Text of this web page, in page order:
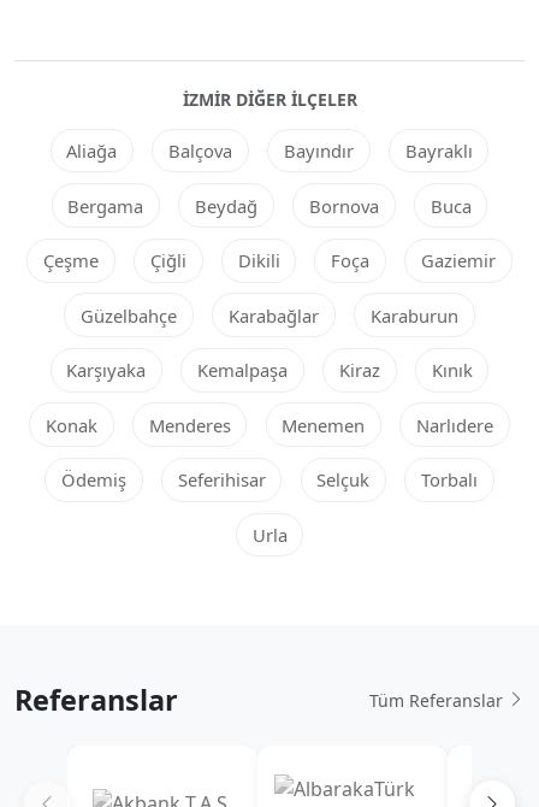
İZMIR DIĞER ILÇELER
Aliağa Balçova Bayındır Bayraklı
Bergama Beydağ Bornova Buca
Çeşme Çiğli Dikili Foça Gaziemir
Güzelbahçe Karabağlar Karaburun
Karşıyaka Kemalpaşa Kiraz Kınık
Konak Menderes Menemen Narlıdere
Ödemiş Seferihisar Selçuk Torbalı
Urla
Referanslar Tüm Referanslar